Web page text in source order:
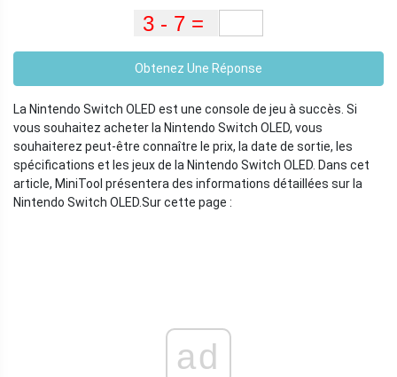
Obtenez Une Réponse
La Nintendo Switch OLED est une console de jeu à succès. Si
vous souhaitez acheter la Nintendo Switch OLED, vous
souhaiterez peut-être connaître le prix, la date de sortie, les
spécifications et les jeux de la Nintendo Switch OLED. Dans cet
article, MiniTool présentera des informations détaillées sur la
Nintendo Switch OLED.Sur cette page :
ad